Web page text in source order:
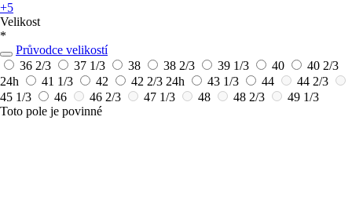
+5
Velikost
*
Průvodce velikostí
36 2/3
37 1/3 38 38 2/3 39 1/3 40
40 2/3
24h
41 1/3 42 42 2/3 24h 43 1/3 44
44 2/3
45 1/3
46 46 2/3 47 1/3 48 48 2/3
49 1/3
Toto pole je povinné